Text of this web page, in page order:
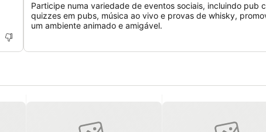
Participe numa variedade de eventos sociais, incluindo pub
quizzes em pubs, música ao vivo e provas de whisky,
um ambiente animado e amigável.